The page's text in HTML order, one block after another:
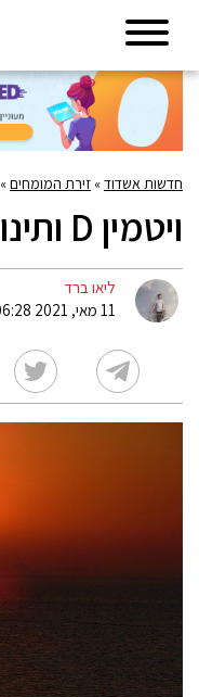
חדשות אשדוד» זירת המומחים»
ויטמין D ותינוקות
ליאו ברד
11 מאי, 2021 06:28